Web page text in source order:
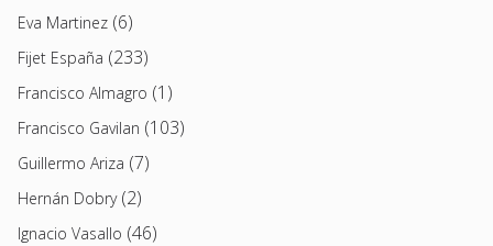
Eva Martinez (6)
Fijet España (233)
Francisco Almagro (1)
Francisco Gavilan (103)
Guillermo Ariza (7)
Hernán Dobry(2)
Ignacio Vasallo (46)